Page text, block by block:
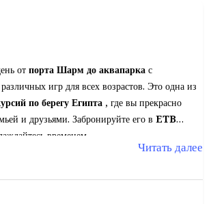
от порта Шарм до аквапарка с
игр для всех возрастов. Это одна из
по берегу Египта , где вы прекрасно
и друзьями. Забронируйте его в ETB
временем.
Читать далее